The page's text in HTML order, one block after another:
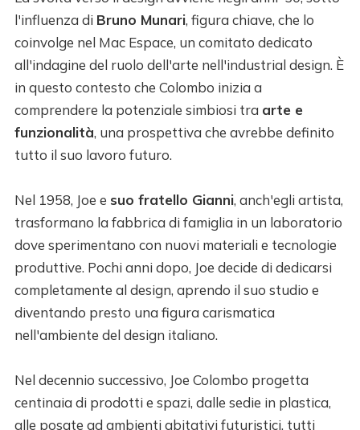
l'influenza di Bruno Munari, figura chiave, che lo
coinvolge nel Mac Espace, un comitato dedicato
all'indagine del ruolo dell'arte nell'industrial design. È
in questo contesto che Colombo inizia a
comprendere la potenziale simbiosi tra arte e
funzionalità, una prospettiva che avrebbe definito
tutto il suo lavoro futuro.
Nel 1958, Joe e suo fratello Gianni, anch'egli artista,
trasformano la fabbrica di famiglia in un laboratorio
dove sperimentano con nuovi materiali e tecnologie
produttive. Pochi anni dopo, Joe decide di dedicarsi
completamente al design, aprendo il suo studio e
diventando presto una figura carismatica
nell'ambiente del design italiano.
Nel decennio successivo, Joe Colombo progetta
centinaia di prodotti e spazi, dalle sedie in plastica,
alle posate ad ambienti abitativi futuristici, tutti